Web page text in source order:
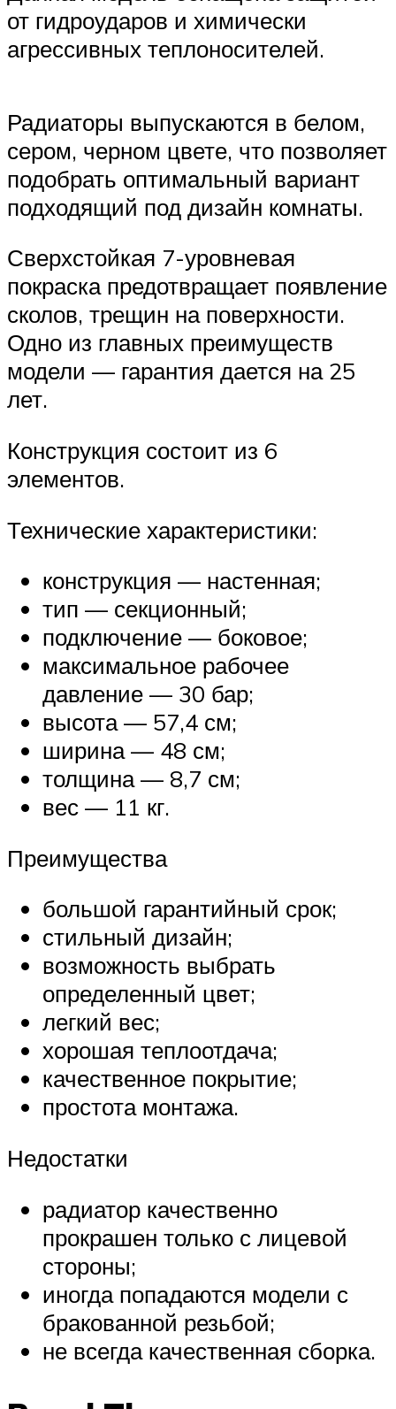
от гидроударов и химически
агрессивных теплоносителей.
Радиаторы выпускаются в белом,
сером, черном цвете, что позволяет
подобрать оптимальный вариант
подходящий под дизайн комнаты.
Сверхстойкая 7-уровневая
покраска предотвращает появление
сколов, трещин на поверхности.
Одно из главных преимуществ
модели — гарантия дается на 25
лет.
Конструкция состоит из 6
элементов.
Технические характеристики:
конструкция — настенная;
тип — секционный;
подключение — боковое;
максимальное рабочее
давление — 30 бар;
высота — 57,4 см;
ширина — 48 см;
толщина — 8,7 см;
вес — 11 кг.
Преимущества
большой гарантийный срок;
стильный дизайн;
возможность выбрать
определенный цвет;
легкий вес;
хорошая теплоотдача;
качественное покрытие;
простота монтажа.
Недостатки
радиатор качественно
прокрашен только с лицевой
стороны;
иногда попадаются модели с
бракованной резьбой;
не всегда качественная сборка.